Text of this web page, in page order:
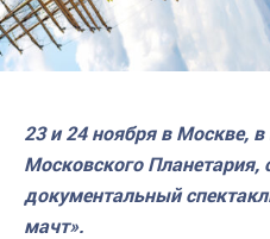
23 и 24 ноября в Москве,
Московского Планетария,
документальный
мачт».